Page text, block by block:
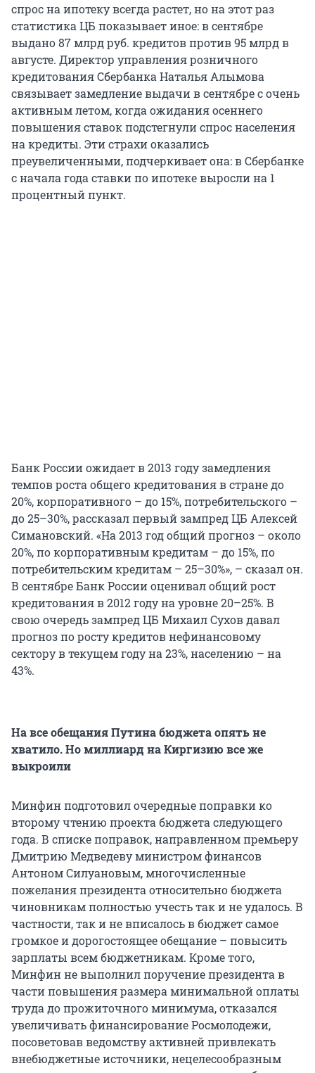
спрос на ипотеку всегда растет, но на этот раз
статистика ЦБ показывает иное: в сентябре
выдано 87 млрд руб. кредитов против 95 млрд в
августе. Директор управления розничного
кредитования Сбербанка Наталья Алымова
связывает замедление выдачи в сентябре с очень
активным летом, когда ожидания осеннего
повышения ставок подстегнули спрос населения
на кредиты. Эти страхи оказались
преувеличенными, подчеркивает она: в Сбербанке
с начала года ставки по ипотеке выросли на 1
процентный пункт.
Банк России ожидает в 2013 году замедления
темпов роста общего кредитования в стране до
20%, корпоративного – до 15%, потребительского –
до 25–30%, рассказал первый зампред ЦБ Алексей
Симановский. «На 2013 год общий прогноз – около
20%, по корпоративным кредитам – до 15%, по
потребительским кредитам – 25–30%», – сказал он.
В сентябре Банк России оценивал общий рост
кредитования в 2012 году на уровне 20–25%. В
свою очередь зампред ЦБ Михаил Сухов давал
прогноз по росту кредитов нефинансовому
сектору в текущем году на 23%, населению – на
43%.
На все обещания Путина бюджета опять не
хватило. Но миллиард на Киргизию все же
выкроили
Минфин подготовил очередные поправки ко
второму чтению проекта бюджета следующего
года. В списке поправок, направленном премьеру
Дмитрию Медведеву министром финансов
Антоном Силуановым, многочисленные
пожелания президента относительно бюджета
чиновникам полностью учесть так и не удалось. В
частности, так и не вписалось в бюджет самое
громкое и дорогостоящее обещание – повысить
зарплаты всем бюджетникам. Кроме того,
Минфин не выполнил поручение президента в
части повышения размера минимальной оплаты
труда до прожиточного минимума, отказался
увеличивать финансирование Росмолодежи,
посоветовав ведомству активней привлекать
внебюджетные источники, нецелесообразным